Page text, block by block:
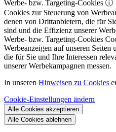
Werbe- bzw. Targeting-Cookies ⓘ
Cookies zur Steuerung von
denen von Drittanbietern, die für
sind und die Effizienz unserer
Werbe- bzw. Targeting-Cookies
Werbeanzeigen auf unseren
die für Sie und Ihre Interessen
unserer Werbekampagnen messen.
In unseren Hinweisen zu Cookies
Cookie-Einstellungen ändern
Alle Cookies akzeptieren
Alle Cookies ablehnen